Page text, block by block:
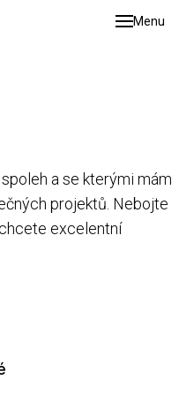
Menu
a se kterými mám
projektů. Nebojte
excelentní